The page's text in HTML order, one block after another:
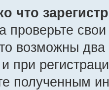
что
проверьте
возможны
при
полученным